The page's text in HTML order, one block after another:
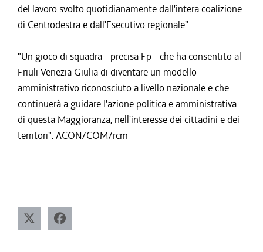
del lavoro svolto quotidianamente dall'intera coalizione
di Centrodestra e dall'Esecutivo regionale".
"Un gioco di squadra - precisa Fp - che ha consentito al
Friuli Venezia Giulia di diventare un modello
amministrativo riconosciuto a livello nazionale e che
continuerà a guidare l'azione politica e amministrativa
di questa Maggioranza, nell'interesse dei cittadini e dei
territori". ACON/COM/rcm